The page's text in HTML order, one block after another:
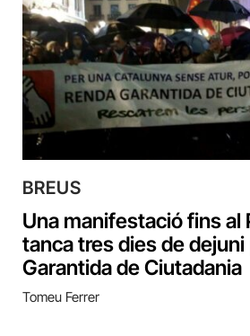
BREUS
Una manifestació fins al
tanca tres dies de dejuni
Garantida de Ciutadania
Tomeu Ferrer